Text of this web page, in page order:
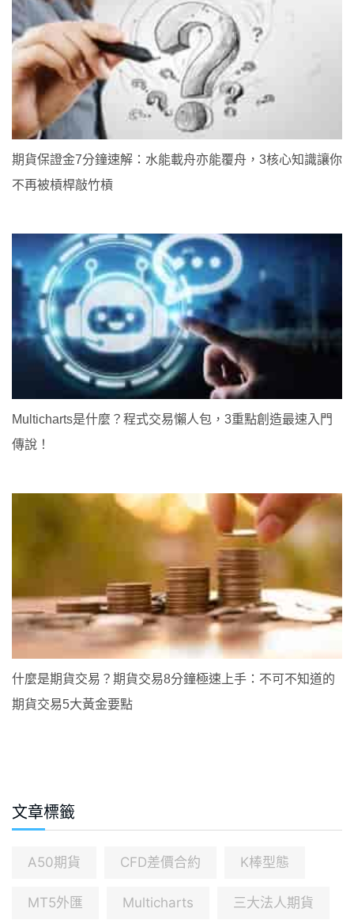
期貨保證金7分鐘速解：水能載舟亦能覆舟，3核心知識讓你
不再被槓桿敲竹槓
Multicharts是什麼？程式交易懶人包，3重點創造最速入門
傳說！
什麼是期貨交易？期貨交易8分鐘極速上手：不可不知道的
期貨交易5大黃金要點
文章標籤
A50期貨 CFD差價合約 K棒型態
MT5外匯 Multicharts 三大法人期貨